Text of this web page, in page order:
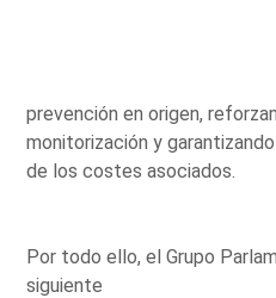
prevención en origen,
monitorización y
de los costes asociados.
Por todo ello, el Grupo
siguiente